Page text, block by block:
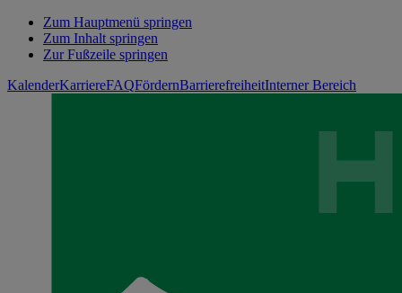
Zum Hauptmenü springen
Zum Inhalt springen
Zur Fußzeile springen
KalenderKarriereFAQFördernBarrierefreiheitInterner Bereich